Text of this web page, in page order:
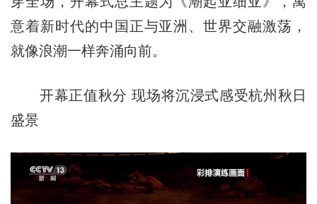
意着新时代的中国正与亚洲、世界交融激荡，
就像浪潮一样奔涌向前。
开幕正值秋分 现场将沉浸式感受杭州秋日
盛景